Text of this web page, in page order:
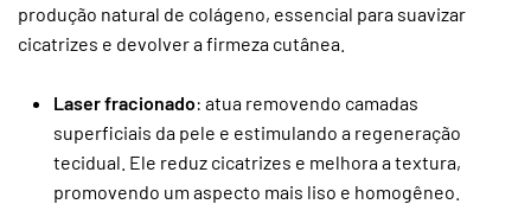
produção natural de colágeno, essencial para suavizar
cicatrizes e devolver a firmeza cutânea.
Laser fracionado: atua removendo camadas
superficiais da pele e estimulando a regeneração
tecidual. Ele reduz cicatrizes e melhora a textura,
promovendo um aspecto mais liso e homogêneo.